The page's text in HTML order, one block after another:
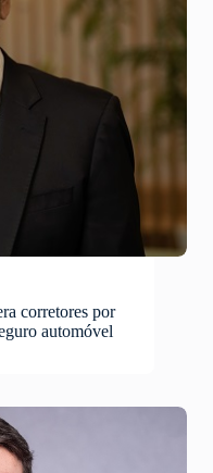
corretores por
automóvel